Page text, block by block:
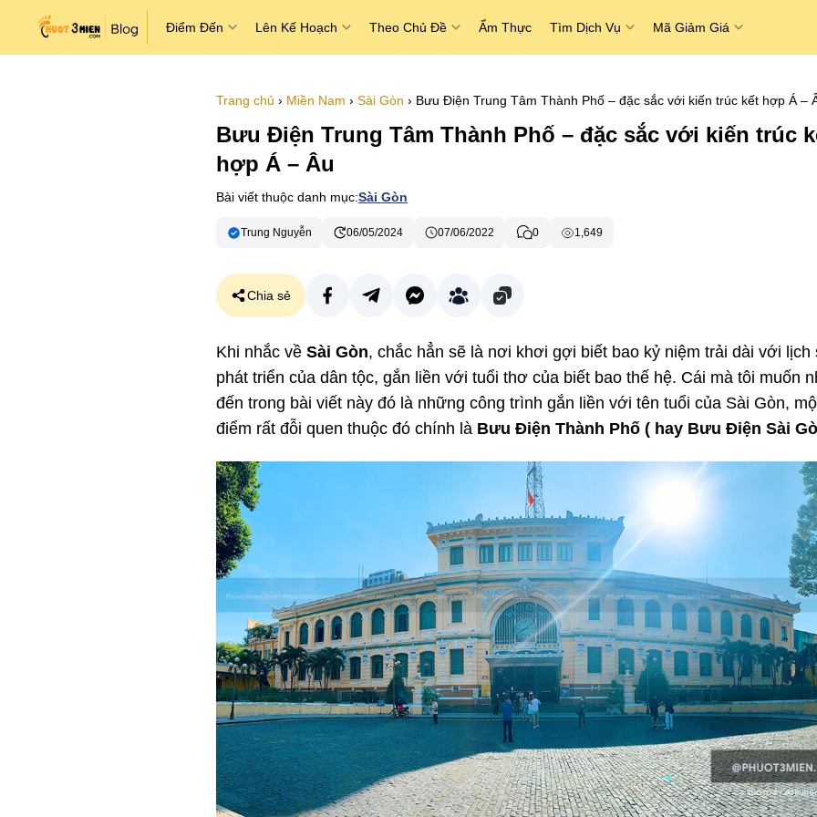
Điểm Đến Lên Kế Hoạch Theo Chủ Đề Ẩm Thực Tìm Dịch Vụ Mã Giảm Giá
Trang chủ › Miền Nam › Sài Gòn › Bưu Điện Trung Tâm Thành Phố – đặc sắc với kiến trúc kết hợp Á –
Bưu Điện Trung Tâm Thành Phố – đặc sắc với kiến trúc
hợp Á – Âu
Bài viết thuộc danh mục:Sài Gòn
Trung Nguyễn 06/05/2024 07/06/2022 0 1,649
Chia sẻ
Khi nhắc về Sài Gòn, chắc hẳn sẽ là nơi khơi gợi biết bao kỷ niệm trải dài với lịch
phát triển của dân tộc, gắn liền với tuổi thơ của biết bao thế hệ. Cái mà tôi muốn
đến trong bài viết này đó là những công trình gắn liền với tên tuổi của Sài Gòn,
điểm rất đỗi quen thuộc đó chính là Bưu Điện Thành Phố ( hay Bưu Điện Sài